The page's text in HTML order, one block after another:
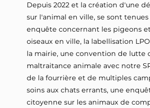
Depuis 2022 et la création d'une
sur l'animal en ville, se sont tenues
enquête concernant les pigeons
oiseaux en ville, la labellisation
la mairie, une convention de lutte
maltraitance animale avec notre
de la fourrière et de multiples
soins aux chats errants, une
citoyenne sur les animaux de